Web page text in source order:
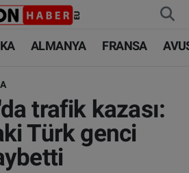
ALMANYA FRANSA
trafik kazası:
Türk genci
ve Fikstür